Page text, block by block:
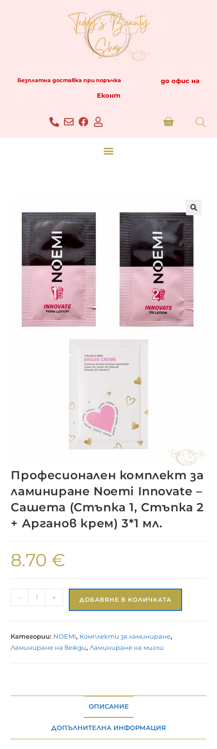
Безплатна доставка при поръчка
до офис на
Еконт
Професионален комплект за
ламиниране Noemi Innovate –
Сашета (Стъпка 1, Стъпка 2
+ Арганов крем) 3*1 мл.
8.70 €
- + ДОБАВЯНЕ В КОЛИЧКАТА
Категории: NOEMI, Комплекти за ламиниране,
Ламиниране на вежди,Ламиниране на мигли
ОПИСАНИЕ
ДОПЪЛНИТЕЛНА ИНФОРМАЦИЯ